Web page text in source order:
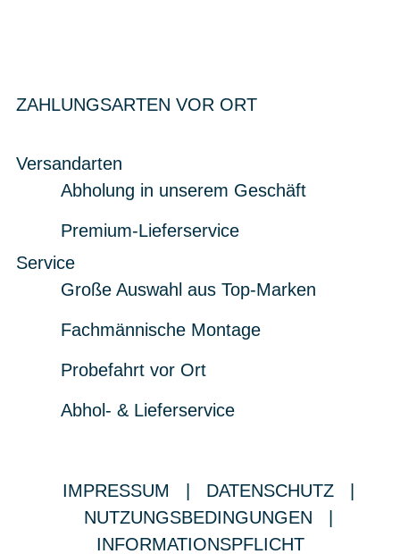
ZAHLUNGSARTEN VOR ORT
Versandarten
Abholung in unserem Geschäft
Premium-Lieferservice
Service
Große Auswahl aus Top-Marken
Fachmännische Montage
Probefahrt vor Ort
Abhol- & Lieferservice
IMPRESSUM DATENSCHUTZ
NUTZUNGSBEDINGUNGEN
INFORMATIONSPFLICHT